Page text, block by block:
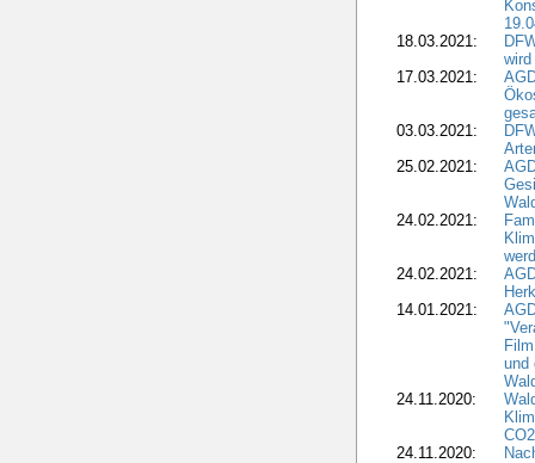
18.03.2021:
17.03.2021:
03.03.2021:
25.02.2021:
24.02.2021:
24.02.2021:
14.01.2021:
und
24.11.2020:
24.11.2020: